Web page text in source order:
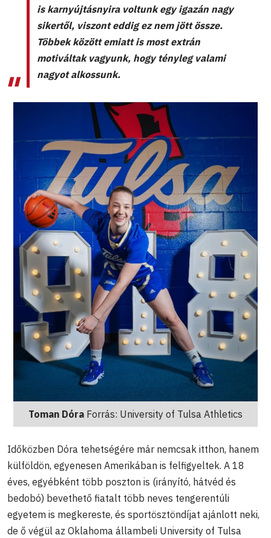
is karnyújtásnyira voltunk egy igazán nagy
sikertől, viszont eddig ez nem jött össze.
Többek között emiatt is most extrán
motiváltak vagyunk, hogy tényleg valami
nagyot alkossunk.
Toman Dóra Forrás: University of Tulsa Athletics
Időközben Dóra tehetségére már nemcsak itthon, hanem
külföldön, egyenesen Amerikában is felfigyeltek. A 18
éves, egyébként több poszton is (irányító, hátvéd és
bedobó) bevethető fiatalt több neves tengerentúli
egyetem is megkereste, és sportösztöndíjat ajánlott neki,
de ő végül az Oklahoma állambeli University of Tulsa